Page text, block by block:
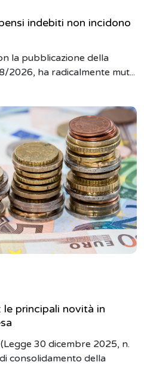
indebiti non incidono
la pubblicazione della
2026, ha radicalmente mut...
principali novità in
30 dicembre 2025, n.
consolidamento della